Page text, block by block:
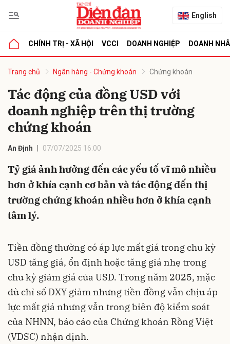
English
CHÍNH TRỊ - XÃ HỘI VCCI DOANH NGHIỆP DOANH
Trang chủ Ngân hàng - Chứng khoán Chứng khoán
Tác động của đồng USD với
doanh nghiệp trên thị trường
chứng khoán
An Định 07/07/2025 16:00
Tỷ giá ảnh hưởng đến các yếu tố vĩ mô nhiều
hơn ở khía cạnh cơ bản và tác động đến thị
trường chứng khoán nhiều hơn ở khía cạnh
tâm lý.
Tiền đồng thường có áp lực mất giá trong chu kỳ
USD tăng giá, ổn định hoặc tăng giá nhẹ trong
chu kỳ giảm giá của USD. Trong năm 2025, mặc
dù chỉ số DXY giảm nhưng tiền đồng vẫn chịu áp
lực mất giá nhưng vẫn trong biên độ kiểm soát
của NHNN, báo cáo của Chứng khoán Rồng Việt
(VDSC) nhận định.
luận
Hủy